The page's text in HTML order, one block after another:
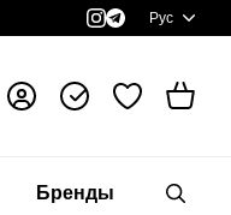
Рус
Бренды